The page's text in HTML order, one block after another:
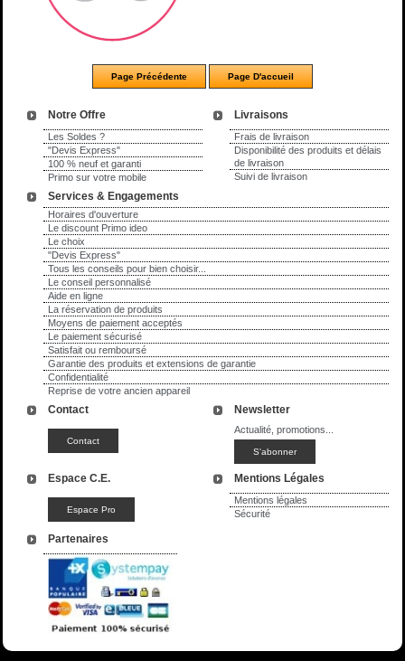
Notre Offre
Les Soldes ?
"Devis Express"
100 % neuf et garanti
Primo sur votre mobile
Livraisons
Frais de livraison
Disponibilité des produits et délais
de livraison
Suivi de livraison
Services & Engagements
Horaires d'ouverture
Le discount Primo ideo
Le choix
"Devis Express"
Tous les conseils pour bien choisir...
Le conseil personnalisé
Aide en ligne
La réservation de produits
Moyens de paiement acceptés
Le paiement sécurisé
Satisfait ou remboursé
Garantie des produits et extensions de garantie
Confidentialité
Reprise de votre ancien appareil
Contact Newsletter
Actualité, promotions...
Espace C.E. Mentions Légales
Mentions légales
Sécurité
Partenaires